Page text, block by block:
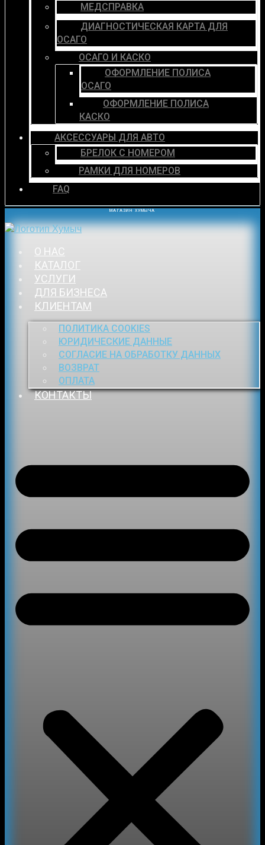
МЕДСПРАВКА
ДИАГНОСТИЧЕСКАЯ КАРТА ДЛЯ
ОСАГО
ОСАГО И КАСКО
ОФОРМЛЕНИЕ ПОЛИСА
ОСАГО
ОФОРМЛЕНИЕ ПОЛИСА
КАСКО
АКСЕССУАРЫ ДЛЯ АВТО
БРЕЛОК С НОМЕРОМ
РАМКИ ДЛЯ НОМЕРОВ
FAQ
МАГАЗИН ХУМЫЧА
О НАС
КАТАЛОГ
УСЛУГИ
ДЛЯ БИЗНЕСА
КЛИЕНТАМ
ПОЛИТИКА COOKIES
ЮРИДИЧЕСКИЕ ДАННЫЕ
СОГЛАСИЕ НА ОБРАБОТКУ ДАННЫХ
ВОЗВРАТ
ОПЛАТА
КОНТАКТЫ